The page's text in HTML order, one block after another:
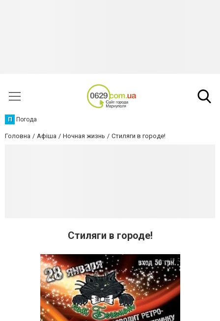
П Погода
Головна Афіша Ночная жизнь Стиляги в городе!
Стиляги в городе!